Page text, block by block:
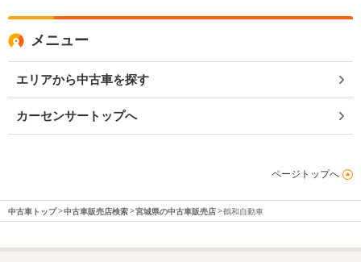
メニュー
エリアから中古車を探す
カーセンサートップへ
ページトップへ
中古車トップ 中古車販売店検索 宮城県の中古車販売店 鶴和自動車